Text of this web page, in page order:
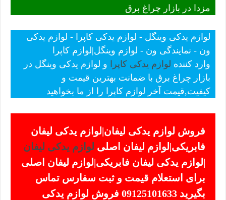
مزدا در بازار چراغ برق
لوازم یدکی وینگل - لوازم یدکی کاپرا - لوازم یدکی
ون - نمایندگی ون - لوازم وینگل|لوازم کاپرا
وارد کننده لوازم یدکی کاپرا
و لوازم یدکی وینگل در
بازار چراغ برق با ضمانت بهترین قیمت و
کیفیت,قیمت آخر لوازم کاپرا را از ما بخواهید
فروش لوازم یدکی لیفان|لوازم یدکی لیفان
فابریکی|لوازم لیفان اصلی لوازم یدکی لیفان
|لوازم یدکی لیفان فابریکی|لوازم لیفان اصلی
برای استعلام قیمت و ثبت سفارس تماس
بگیرید 09125101633 فروش لوازم یدکی